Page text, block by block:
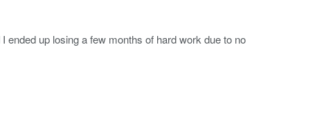
up losing a few months of hard work due to no